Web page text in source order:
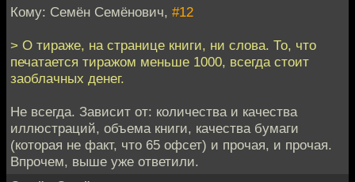
Кому: Семён Семёнович, #12
> О тираже, на странице книги, ни слова. То, что
печатается тиражом меньше 1000, всегда стоит
заоблачных денег.
Не всегда. Зависит от: количества и качества
иллюстраций, объема книги, качества бумаги
(которая не факт, что 65 офсет) и прочая, и прочая.
Впрочем, выше уже ответили.